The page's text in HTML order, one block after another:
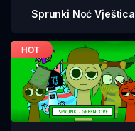
Sprunki Noć Vještica